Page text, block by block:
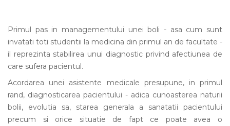
Primul pas in managementului unei boli - asa cum sunt
invatati toti studentii la medicina din primul an de facultate -
il reprezinta stabilirea unui diagnostic privind afectiunea de
care sufera pacientul.
Acordarea unei asistente medicale presupune, in primul
rand, diagnosticarea pacientului - adica cunoasterea naturii
bolii, evolutia sa, starea generala a sanatatii pacientului
precum si orice situatie de fapt ce poate avea o